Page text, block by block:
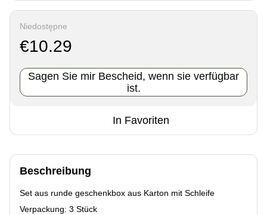
Niedostępne
€10.29
Sagen Sie mir Bescheid, wenn sie verfügbar
ist.
In Favoriten
Beschreibung
Set aus runde geschenkbox aus Karton mit Schleife
Verpackung: 3 Stück